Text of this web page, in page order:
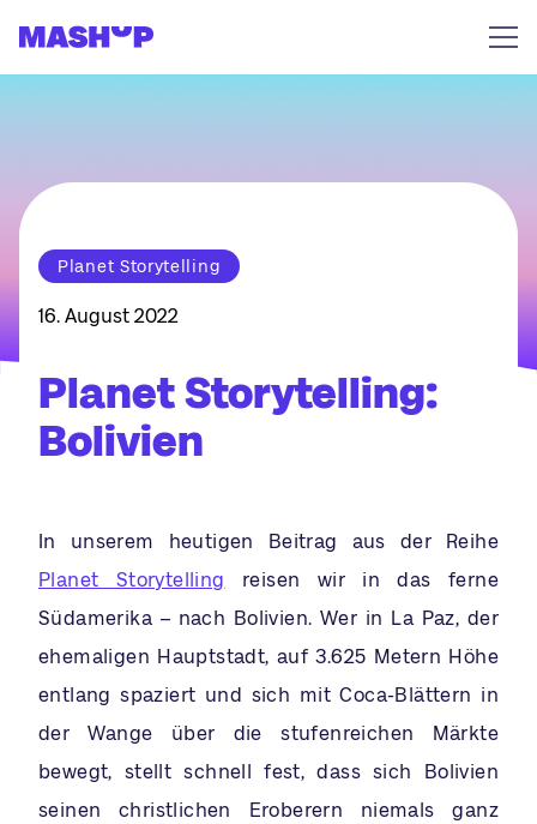
Planet Storytelling
16. August 2022
Planet Storytelling:
Bolivien
In unserem heutigen Beitrag aus der Reihe
Planet Storytelling reisen wir in das ferne
Südamerika – nach Bolivien. Wer in La Paz, der
ehemaligen Hauptstadt, auf 3.625 Metern Höhe
entlang spaziert und sich mit Coca-Blättern in
der Wange über die stufenreichen Märkte
bewegt, stellt schnell fest, dass sich Bolivien
seinen christlichen Eroberern niemals ganz